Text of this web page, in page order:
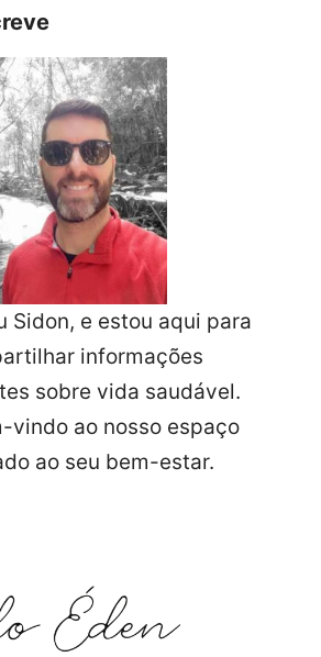
Sidon, e estou aqui para
informações
sobre vida saudável.
vindo ao nosso espaço
ao seu bem-estar.